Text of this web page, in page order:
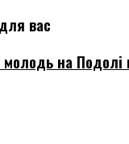
вас
на Подолі